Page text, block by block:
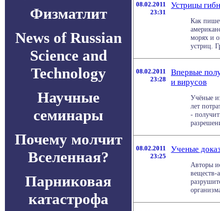
Физматлит
News of Russian
Science and
Technology
Научные
семинары
Почему молчит
Вселенная?
Парниковая
катастрофа
08.02.2011
23:31
Устрицы
Как
морях и
устриц.
08.02.2011
23:28
Впервые
и вирусов
Учёные
лет
-
08.02.2011
23:25
Ученые
Авторы
веществ-